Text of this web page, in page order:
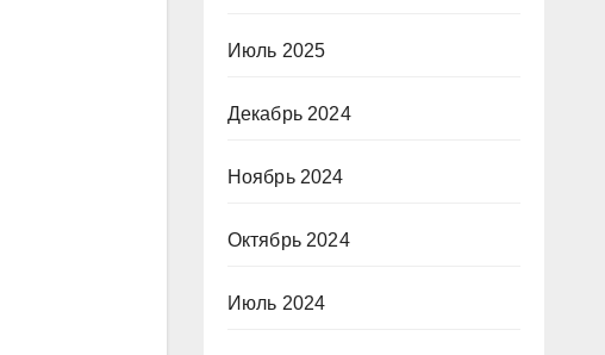
Июль 2025
Декабрь 2024
Ноябрь 2024
Октябрь 2024
Июль 2024